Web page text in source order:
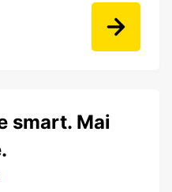
smart. Mai